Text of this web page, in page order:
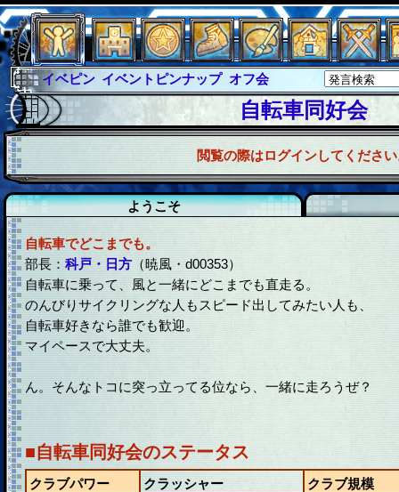
イベピン イベントピンナップ オフ会
グラシャ
グラシャ・ラボラス
グローバルジャスティス サイキックハーツ
サイキックハーツ大戦
シュラウド ソロモン
ファイナル アブソーバー
自転車同好会
閲覧の際はログインしてくださ
ようこそ
自転車でどこまでも。
部長：科戸・日方（暁風・d00353）
自転車に乗って、風と一緒にどこまでも直走る。
のんびりサイクリングな人もスピード出してみたい人も、
自転車好きなら誰でも歓迎。
マイペースで大丈夫。
ん。そんなトコに突っ立ってる位なら、一緒に走ろうぜ？
■自転車同好会のステータス
クラブパワー クラッシャー クラブ規模